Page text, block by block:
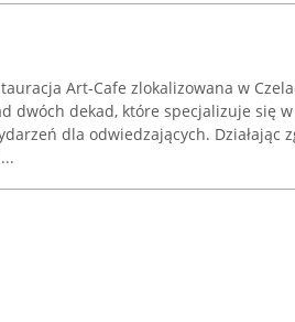
Art-Cafe zlokalizowana w
dwóch dekad, które specjalizuje się
dla odwiedzających. Działając